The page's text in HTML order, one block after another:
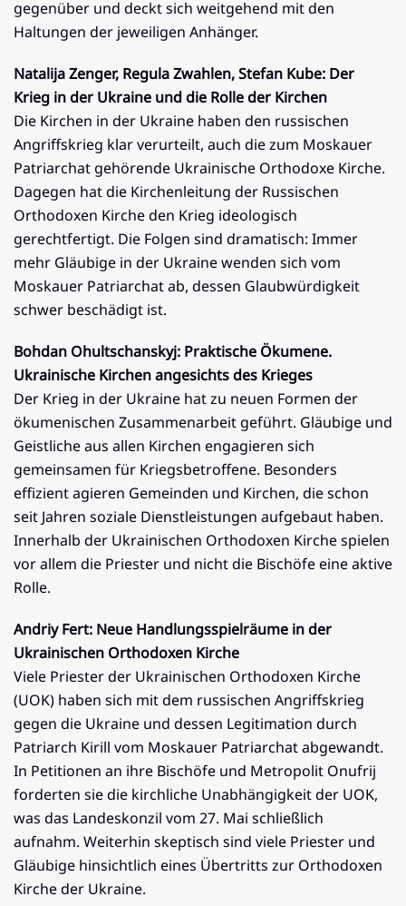
gegenüber und deckt sich weitgehend mit den
Haltungen der jeweiligen Anhänger.
Natalija Zenger, Regula Zwahlen, Stefan Kube: Der
Krieg in der Ukraine und die Rolle der Kirchen
Die Kirchen in der Ukraine haben den russischen
Angriffskrieg klar verurteilt, auch die zum Moskauer
Patriarchat gehörende Ukrainische Orthodoxe Kirche.
Dagegen hat die Kirchenleitung der Russischen
Orthodoxen Kirche den Krieg ideologisch
gerechtfertigt. Die Folgen sind dramatisch: Immer
mehr Gläubige in der Ukraine wenden sich vom
Moskauer Patriarchat ab, dessen Glaubwürdigkeit
schwer beschädigt ist.
Bohdan Ohultschanskyj: Praktische Ökumene.
Ukrainische Kirchen angesichts des Krieges
Der Krieg in der Ukraine hat zu neuen Formen der
ökumenischen Zusammenarbeit geführt. Gläubige und
Geistliche aus allen Kirchen engagieren sich
gemeinsamen für Kriegsbetroffene. Besonders
effizient agieren Gemeinden und Kirchen, die schon
seit Jahren soziale Dienstleistungen aufgebaut haben.
Innerhalb der Ukrainischen Orthodoxen Kirche spielen
vor allem die Priester und nicht die Bischöfe eine aktive
Rolle.
Andriy Fert: Neue Handlungsspielräume in der
Ukrainischen Orthodoxen Kirche
Viele Priester der Ukrainischen Orthodoxen Kirche
(UOK) haben sich mit dem russischen Angriffskrieg
gegen die Ukraine und dessen Legitimation durch
Patriarch Kirill vom Moskauer Patriarchat abgewandt.
In Petitionen an ihre Bischöfe und Metropolit Onufrij
forderten sie die kirchliche Unabhängigkeit der UOK,
was das Landeskonzil vom 27. Mai schließlich
aufnahm. Weiterhin skeptisch sind viele Priester und
Gläubige hinsichtlich eines Übertritts zur Orthodoxen
Kirche der Ukraine.